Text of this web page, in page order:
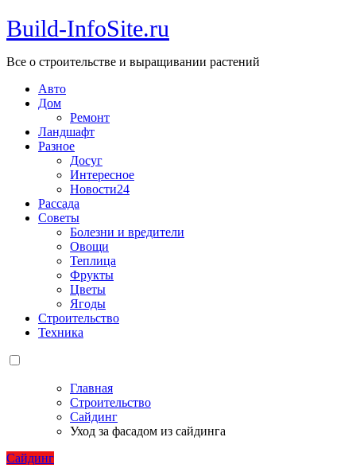
Build-InfoSite.ru
Все о строительстве и выращивании растений
Авто
Дом
Ремонт
Ландшафт
Разное
Досуг
Интересное
Новости24
Рассада
Советы
Болезни и вредители
Овощи
Теплица
Фрукты
Цветы
Ягоды
Строительство
Техника
Главная
Строительство
Сайдинг
Уход за фасадом из сайдинга
Сайдинг